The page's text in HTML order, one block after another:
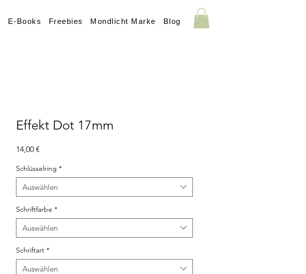
E-Books Freebies Mondlicht Marke Blog
Effekt Dot 17mm
14,00 €
Schlüsselring *
Auswählen
Schriftfarbe *
Auswählen
Schriftart *
Auswählen